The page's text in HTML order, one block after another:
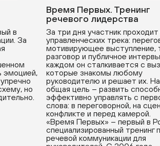
в
За
эмоцией,
но
Время Первых. Тренинг
речевого лидерства
За три дня участник
управленческих трека:
мотивирующее выступление,
разговор и публичное
каждом он сталкивается с
которые знакомы любому
руководителю и решает их.
общая цель – развить
эффективно управлять с
слова: в переговорной, на
конфликте и перед камерой.
«Время Первых» – первый в
специализированный тренинг
речевой коммуникации для